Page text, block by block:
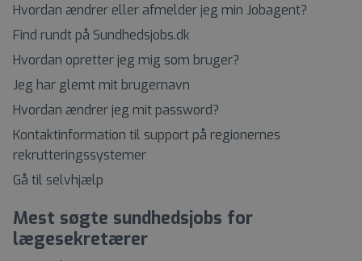
Hvordan ændrer eller afmelder jeg min Jobagent?
Find rundt på Sundhedsjobs.dk
Hvordan opretter jeg mig som bruger?
Jeg har glemt mit brugernavn
Hvordan ændrer jeg mit password?
Kontaktinformation til support på regionernes
rekrutteringssystemer
Gå til selvhjælp
Mest søgte sundhedsjobs for
lægesekretærer